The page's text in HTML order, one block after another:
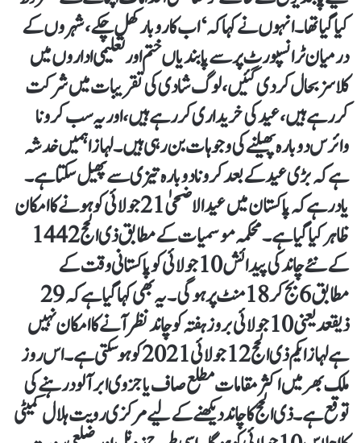
کیا گیا تھا۔ انہوں نے کہا کہ ‘اب کاروبار کھل چکے، شہروں کے
درمیان ٹرانسپورٹ پر سے پابندیاں ختم اور تعلیمی اداروں میں
کلاسز بحال کردی گئیں، لوگ شادی کی تقریبات میں شرکت
کر رہے ہیں، عید کی خریداری کر رہے ہیں، اور یہ سب کرونا
وائرس دوبارہ پھیلنے کی وجوہات بن رہی ہیں۔ لہازا ہمیں خدشہ
ہے کہ بڑی عید کے بعد کرونا دوبارہ تیزی سے پھیل سکتا ہے۔
یاد رہے کہ پاکستان میں عید الاضحیٰ 21 جولائی کو ہونے کا امکان
ظاہر کیا گیا ہے۔ محکمہ موسمیات کے مطابق ذی الحج 1442
کے نئے چاند کی پیدائش 10 جولائی کو پاکستانی وقت کے
مطابق 6 بج کر 18 منٹ پر ہوگی۔ یہ بھی کہا گیا ہے کہ 29
ذیقعد یعنی 10 جولائی بروز ہفتہ کو چاند نظر آنے کا امکان نہیں
ہے لہازا یکم ذی الحج 12 جولائی 2021 کو ہوسکتی ہے۔ اس روز
ملک بھر میں اکثر مقامات مطلع صاف یا جزوی ابر آلود رہنے کی
توقع ہے۔ ذی الحج کا چاند دیکھنے کے لیے مرکزی رویت ہلال کمیٹی